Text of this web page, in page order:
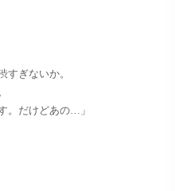
すぎないか。
。だけどあの…」